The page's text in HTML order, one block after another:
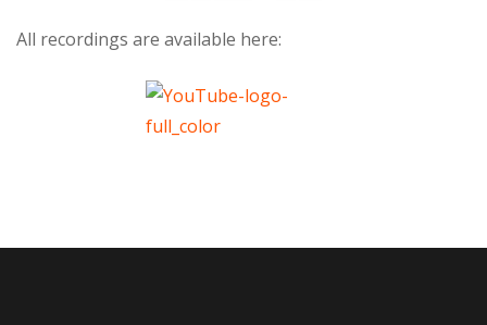
All recordings are available here: